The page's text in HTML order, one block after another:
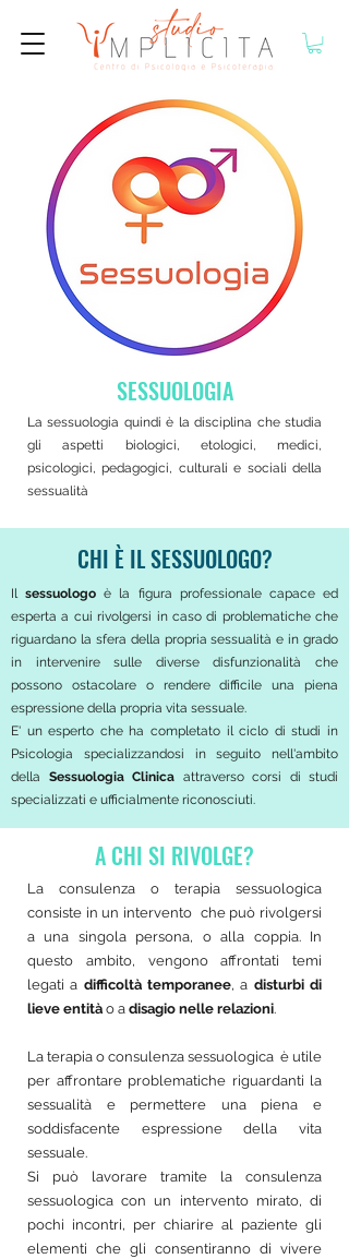
SESSUOLOGIA
La sessuologia quindi è la disciplina che studia
gli aspetti biologici, etologici, medici,
psicologici, pedagogici, culturali e sociali della
sessualità
CHI È IL SESSUOLOGO?
Ilsessuologo è la figura professionale capace ed
esperta a cui rivolgersi in caso di problematiche che
riguardano la sfera della propria sessualità e in grado
in intervenire sulle diverse disfunzionalità che
possono ostacolare o rendere difficile una piena
espressione della propria vita sessuale.
E' un esperto che ha completato il ciclo di studi in
Psicologia specializzandosi in seguito nell'ambito
della Sessuologia Clinica attraverso corsi di studi
specializzati e ufficialmente riconosciuti.
A CHI SI RIVOLGE?
La consulenza o terapia sessuologica
consiste in un intervento che può rivolgersi
a una singola persona, o alla coppia. In
questo ambito, vengono affrontati temi
legati a difficoltà temporanee, a disturbi di
lieve entità o a disagio nelle relazioni.
La terapia o consulenza sessuologica è utile
per affrontare problematiche riguardanti la
sessualità e permettere una piena e
soddisfacente espressione della vita
sessuale.
Si può lavorare tramite la consulenza
sessuologica con un intervento mirato, di
pochi incontri, per chiarire al paziente gli
elementi che gli consentiranno di vivere